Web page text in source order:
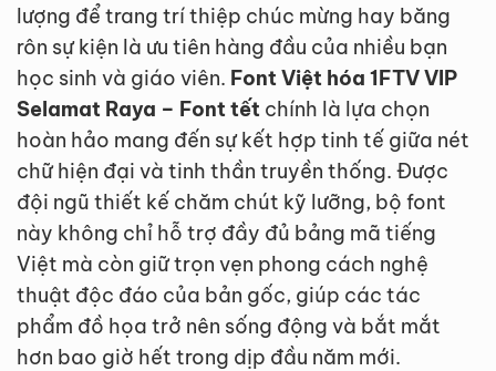
lượng để trang trí thiệp chúc mừng hay băng
rôn sự kiện là ưu tiên hàng đầu của nhiều bạn
học sinh và giáo viên. Font Việt hóa 1FTV VIP
Selamat Raya – Font tết chính là lựa chọn
hoàn hảo mang đến sự kết hợp tinh tế giữa nét
chữ hiện đại và tinh thần truyền thống. Được
đội ngũ thiết kế chăm chút kỹ lưỡng, bộ font
này không chỉ hỗ trợ đầy đủ bảng mã tiếng
Việt mà còn giữ trọn vẹn phong cách nghệ
thuật độc đáo của bản gốc, giúp các tác
phẩm đồ họa trở nên sống động và bắt mắt
hơn bao giờ hết trong dịp đầu năm mới.